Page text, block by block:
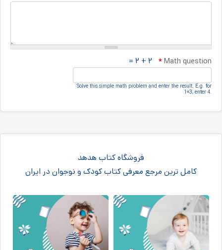
Math question
* ۲ + ۲ =
Solve this simple math problem and enter the result.‎ E.g.‎ for
1+3, enter 4.‎
فروشگاه کتاب هدهد
کامل ترین مرجع معرفی کتاب کودک و نوجوان در ایران